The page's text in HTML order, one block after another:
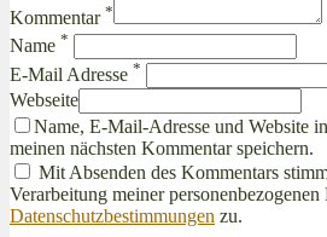
Kommentar *
Name *
E-Mail Adresse *
Webseite
Name, E-Mail-Adresse und Website
meinen nächsten Kommentar speichern.
Mit Absenden des Kommentars
Verarbeitung meiner personenbezogenen
Datenschutzbestimmungen zu.